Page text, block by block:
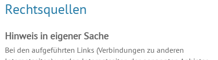
Rechtsquellen
Hinweis in eigener Sache
Bei den aufgeführten Links (Verbindungen zu anderen